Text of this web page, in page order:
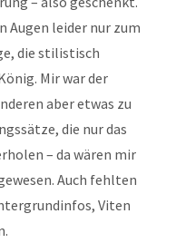
Augen leider nur zum
die stilistisch
Mir war der
aber etwas zu
die nur das
– da wären mir
Auch fehlten
Viten